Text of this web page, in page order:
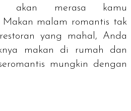
akan merasa kamu
malam romantis tak
yang mahal, Anda
makan di rumah dan
mungkin dengan